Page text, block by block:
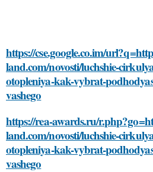
https://cse.google.co.im/
land.com/novosti/luchshie-
otopleniya-kak-vybrat-
vashego
https://rea-awards.ru/
land.com/novosti/luchshie-
otopleniya-kak-vybrat-
vashego